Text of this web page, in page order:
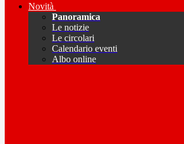
Novità
Panoramica
Le notizie
Le circolari
Calendario eventi
Albo online